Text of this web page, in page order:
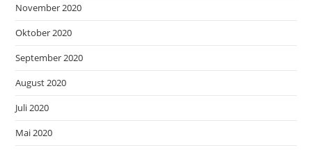
November 2020
Oktober 2020
September 2020
August 2020
Juli 2020
Mai 2020